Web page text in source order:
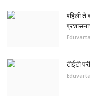
पहिली ते
Eduvarta
टीईटी
Eduvarta